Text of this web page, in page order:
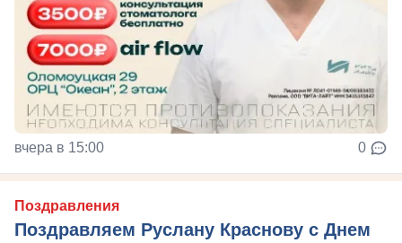
вчера в 15:00 0
Поздравления
Поздравляем Руслану Краснову с Днем